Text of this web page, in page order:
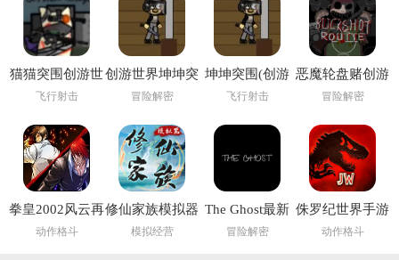
猫猫突围创游世
界
飞行射击
创游世界坤坤突
围小游戏
冒险解密
坤坤突围(创游
世界)
飞行射击
恶魔轮盘赌创游
版(创游世界)
冒险解密
拳皇2002风云再
起
动作格斗
修仙家族模拟器
6.2
模拟经营
The Ghost最新
版下载2026
冒险解密
侏罗纪世界手游
(Jurassic World
动作格斗